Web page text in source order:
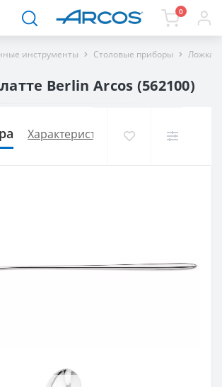
0
инструменты Столовые приборы Ложка
Berlin Arcos (562100)
Характеристики Доставка и